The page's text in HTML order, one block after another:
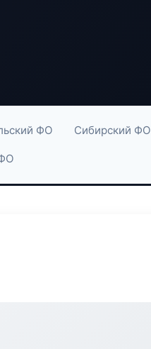
ФО Сибирский ФО